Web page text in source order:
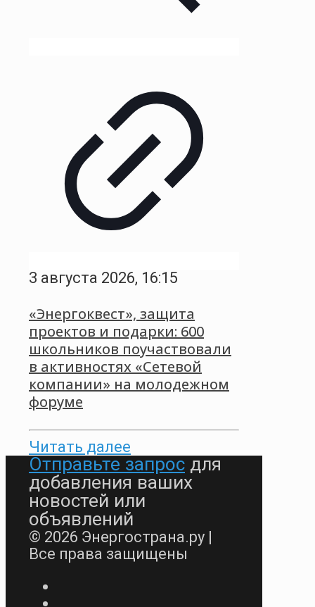
3 августа 2026, 16:15
«Энергоквест», защита
проектов и подарки: 600
школьников поучаствовали
в активностях «Сетевой
компании» на молодежном
форуме
Читать далее
Отправьте запрос для
добавления ваших
новостей или
объявлений
© 2026 Энергострана.ру |
Все права защищены